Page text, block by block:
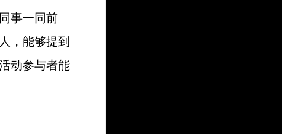
事一同前
，能够提到
动参与者能